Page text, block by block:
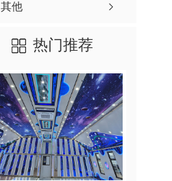
其他
热门推荐